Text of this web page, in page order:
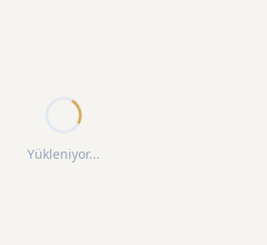
Yükleniyor...